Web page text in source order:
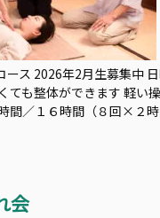
ース 2026年2月生募集中
ても整体ができます 軽い
間／１６時間（８回×２
会